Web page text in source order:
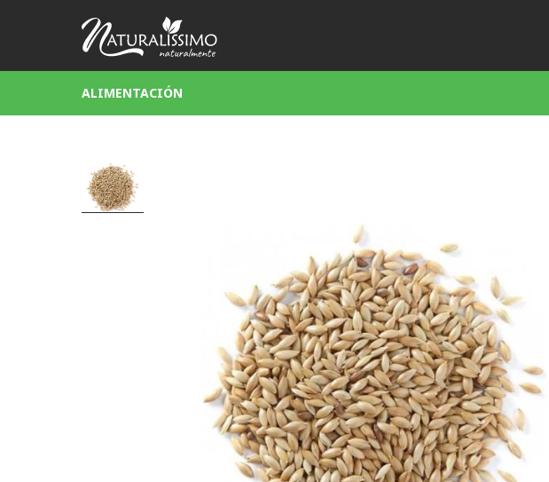
ALIMENTACIÓN